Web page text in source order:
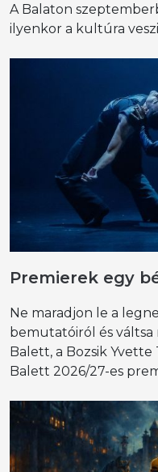
A Balaton
ilyenkor a kultúra
Premierek egy
Ne maradjon le a
bemutatóiról és váltsa
Balett, a Bozsik Yvette
Balett 2026/27-es